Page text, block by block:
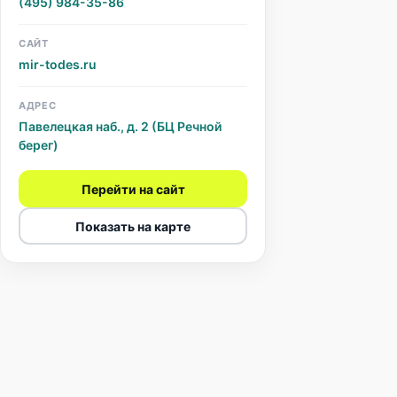
САЙТ
mir-todes.ru
АДРЕС
Павелецкая наб., д. 2 (БЦ Речной
берег)
Перейти на сайт
Показать на карте